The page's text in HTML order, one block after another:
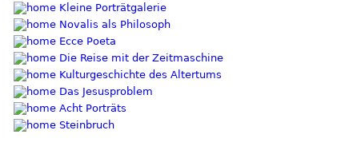
Kleine Porträtgalerie
Novalis als Philosoph
Ecce Poeta
Die Reise mit der Zeitmaschine
Kulturgeschichte des Altertums
Das Jesusproblem
Acht Porträts
Steinbruch